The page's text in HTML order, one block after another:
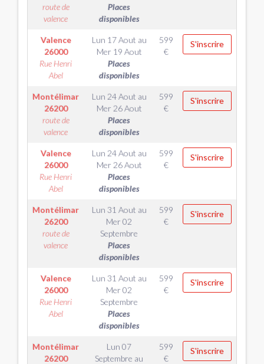
route de
valence
Places
disponibles
Valence
26000
Rue Henri
Abel
Lun 17 Aout au
Mer 19 Aout
Places
disponibles
599
€
S'inscrire
Montélimar
26200
route de
valence
Lun 24 Aout au
Mer 26 Aout
Places
disponibles
599
€
S'inscrire
Valence
26000
Rue Henri
Abel
Lun 24 Aout au
Mer 26 Aout
Places
disponibles
599
€
S'inscrire
Montélimar
26200
route de
valence
Lun 31 Aout au
Mer 02
Septembre
Places
disponibles
599
€
S'inscrire
Valence
26000
Rue Henri
Abel
Lun 31 Aout au
Mer 02
Septembre
Places
disponibles
599
€
S'inscrire
Montélimar
26200
Lun 07
Septembre au
599
€
S'inscrire